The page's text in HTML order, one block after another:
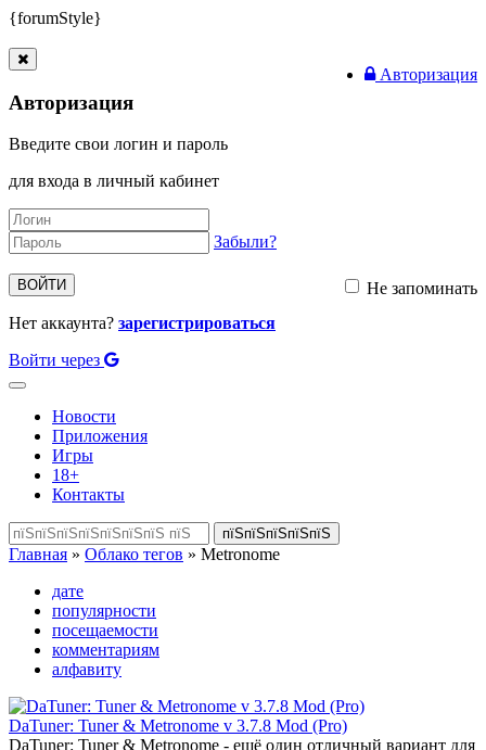
{forumStyle}
Авторизация
Авторизация
Введите свои логин и пароль
для входа в личный кабинет
Забыли?
ВОЙТИ
Не запоминать
Нет аккаунта? зарегистрироваться
Войти через
Toggle
navigationНовости
Приложения
Игры
18+
Контакты
Главная » Облако тегов » Metronome
дате
популярности
посещаемости
комментариям
алфавиту
DaTuner: Tuner & Metronome v 3.7.8 Mod (Pro)
DaTuner: Tuner & Metronome - ещё один отличный вариант для